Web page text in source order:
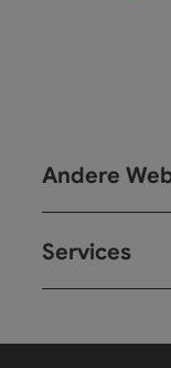
Andere
Services